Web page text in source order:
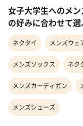
女子大学生へのメ
の好みに合わせて
ネクタイ メンズウェ
メンズソックス ネク
メンズカーディガン
メンズシューズ